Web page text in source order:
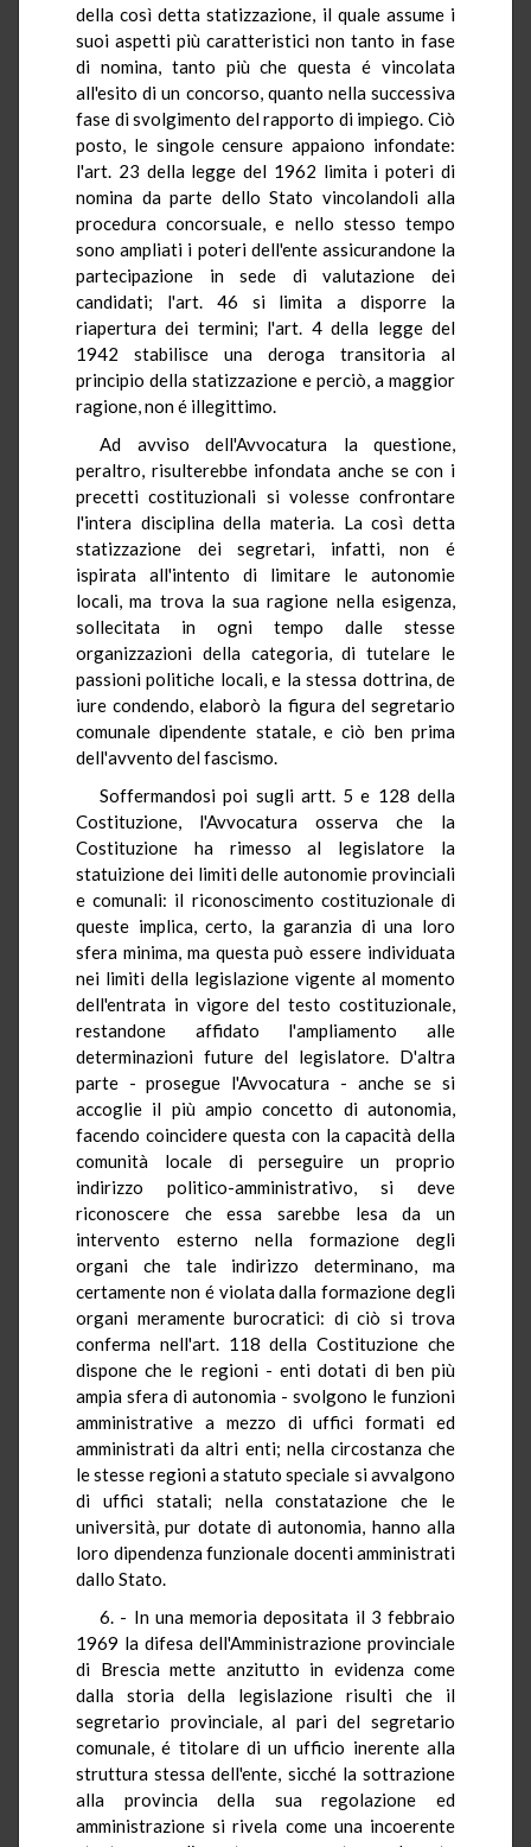
della così detta statizzazione, il quale assume i
suoi aspetti più caratteristici non tanto in fase
di nomina, tanto più che questa é vincolata
all'esito di un concorso, quanto nella successiva
fase di svolgimento del rapporto di impiego. Ciò
posto, le singole censure appaiono infondate:
l'art. 23 della legge del 1962 limita i poteri di
nomina da parte dello Stato vincolandoli alla
procedura concorsuale, e nello stesso tempo
sono ampliati i poteri dell'ente assicurandone la
partecipazione in sede di valutazione dei
candidati; l'art. 46 si limita a disporre la
riapertura dei termini; l'art. 4 della legge del
1942 stabilisce una deroga transitoria al
principio della statizzazione e perciò, a maggior
ragione, non é illegittimo.
Ad avviso dell'Avvocatura la questione,
peraltro, risulterebbe infondata anche se con i
precetti costituzionali si volesse confrontare
l'intera disciplina della materia. La così detta
statizzazione dei segretari, infatti, non é
ispirata all'intento di limitare le autonomie
locali, ma trova la sua ragione nella esigenza,
sollecitata in ogni tempo dalle stesse
organizzazioni della categoria, di tutelare le
passioni politiche locali, e la stessa dottrina, de
iure condendo, elaborò la figura del segretario
comunale dipendente statale, e ciò ben prima
dell'avvento del fascismo.
Soffermandosi poi sugli artt. 5 e 128 della
Costituzione, l'Avvocatura osserva che la
Costituzione ha rimesso al legislatore la
statuizione dei limiti delle autonomie provinciali
e comunali: il riconoscimento costituzionale di
queste implica, certo, la garanzia di una loro
sfera minima, ma questa può essere individuata
nei limiti della legislazione vigente al momento
dell'entrata in vigore del testo costituzionale,
restandone affidato l'ampliamento alle
determinazioni future del legislatore. D'altra
parte - prosegue l'Avvocatura - anche se si
accoglie il più ampio concetto di autonomia,
facendo coincidere questa con la capacità della
comunità locale di perseguire un proprio
indirizzo politico-amministrativo, si deve
riconoscere che essa sarebbe lesa da un
intervento esterno nella formazione degli
organi che tale indirizzo determinano, ma
certamente non é violata dalla formazione degli
organi meramente burocratici: di ciò si trova
conferma nell'art. 118 della Costituzione che
dispone che le regioni - enti dotati di ben più
ampia sfera di autonomia - svolgono le funzioni
amministrative a mezzo di uffici formati ed
amministrati da altri enti; nella circostanza che
le stesse regioni a statuto speciale si avvalgono
di uffici statali; nella constatazione che le
università, pur dotate di autonomia, hanno alla
loro dipendenza funzionale docenti amministrati
dallo Stato.
6. - In una memoria depositata il 3 febbraio
1969 la difesa dell'Amministrazione provinciale
di Brescia mette anzitutto in evidenza come
dalla storia della legislazione risulti che il
segretario provinciale, al pari del segretario
comunale, é titolare di un ufficio inerente alla
struttura stessa dell'ente, sicché la sottrazione
alla provincia della sua regolazione ed
amministrazione si rivela come una incoerente